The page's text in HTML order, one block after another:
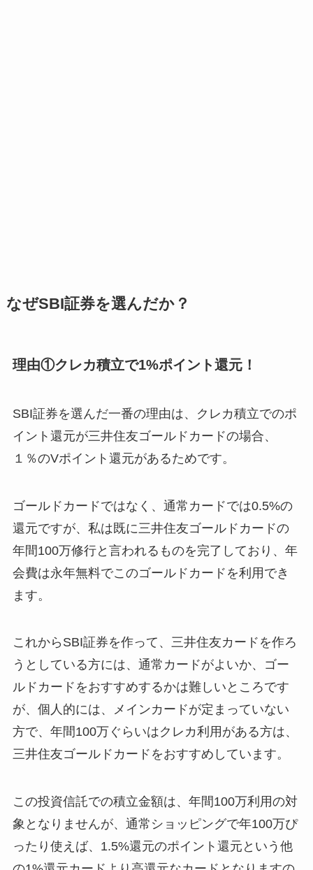
なぜSBI証券を選んだか？
理由①クレカ積立で1%ポイント還元！
SBI証券を選んだ一番の理由は、クレカ積立でのポ
イント還元が三井住友ゴールドカードの場合、
１％のVポイント還元があるためです。
ゴールドカードではなく、通常カードでは0.5%の
還元ですが、私は既に三井住友ゴールドカードの
年間100万修行と言われるものを完了しており、年
会費は永年無料でこのゴールドカードを利用でき
ます。
これからSBI証券を作って、三井住友カードを作ろ
うとしている方には、通常カードがよいか、ゴー
ルドカードをおすすめするかは難しいところです
が、個人的には、メインカードが定まっていない
方で、年間100万ぐらいはクレカ利用がある方は、
三井住友ゴールドカードをおすすめしています。
この投資信託での積立金額は、年間100万利用の対
象となりませんが、通常ショッピングで年100万ぴ
ったり使えば、1.5%還元のポイント還元という他